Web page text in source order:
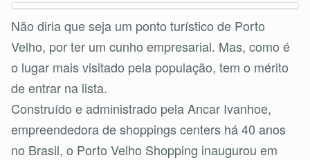
Não diria que seja um ponto turístico de Porto
Velho, por ter um cunho empresarial. Mas, como é
o lugar mais visitado pela população, tem o mérito
de entrar na lista.
Construído e administrado pela Ancar Ivanhoe,
empreendedora de shoppings centers há 40 anos
no Brasil, o Porto Velho Shopping inaugurou em